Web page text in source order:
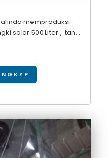
memproduksi
solar 500 Liter , tan...